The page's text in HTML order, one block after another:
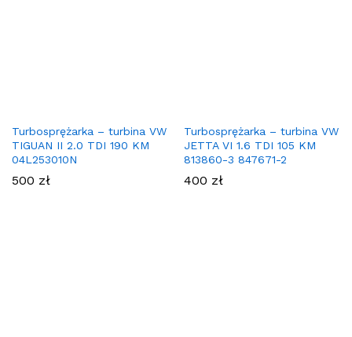
Turbosprężarka – turbina VW
TIGUAN II 2.0 TDI 190 KM
04L253010N
500 zł
Turbosprężarka – turbina VW
JETTA VI 1.6 TDI 105 KM
813860-3 847671-2
400 zł